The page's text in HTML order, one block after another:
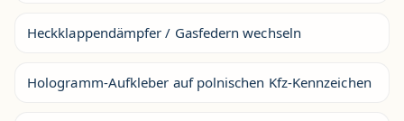
Heckklappendämpfer / Gasfedern wechseln
Hologramm-Aufkleber auf polnischen Kfz-Kennzeichen